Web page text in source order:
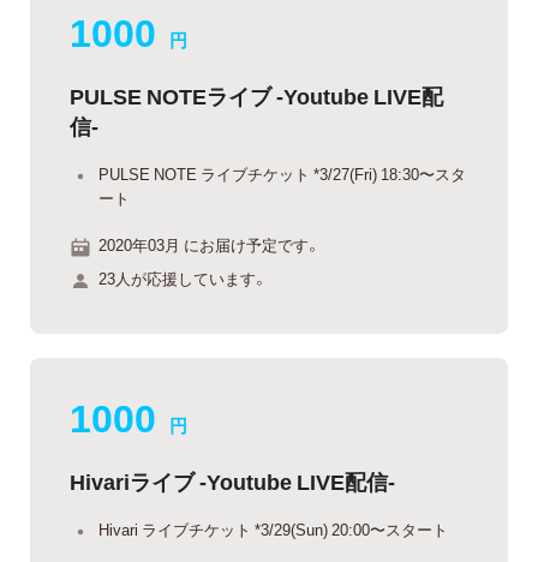
1000 円
PULSE NOTEライブ -Youtube LIVE配
信-
PULSE NOTE ライブチケット *3/27(Fri) 18:30〜スタ
ート
2020年03月 にお届け予定です。
23人が応援しています。
1000 円
Hivariライブ -Youtube LIVE配信-
Hivari ライブチケット *3/29(Sun) 20:00〜スタート